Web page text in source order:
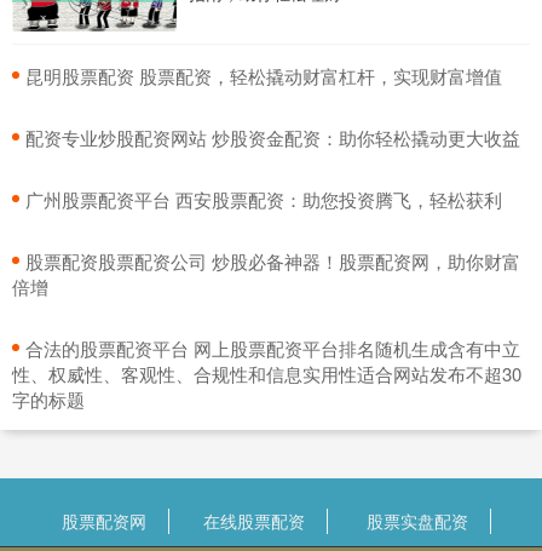
​昆明股票配资 股票配资，轻松撬动财富杠杆，实现财富增值
​配资专业炒股配资网站 炒股资金配资：助你轻松撬动更大收益
​广州股票配资平台 西安股票配资：助您投资腾飞，轻松获利
​股票配资股票配资公司 炒股必备神器！股票配资网，助你财富
倍增
​合法的股票配资平台 网上股票配资平台排名随机生成含有中立
性、权威性、客观性、合规性和信息实用性适合网站发布不超30
字的标题
股票配资网 在线股票配资 股票实盘配资